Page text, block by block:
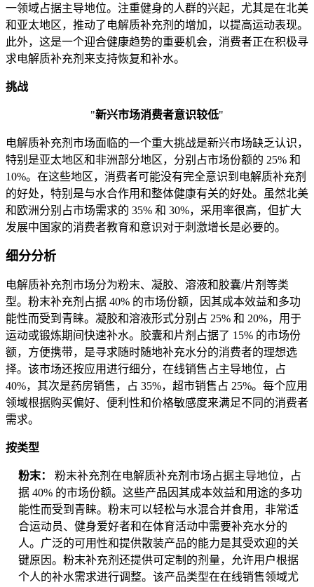
一领域占据主导地位。注重健身的人群的兴起，尤其是在北美
和亚太地区，推动了电解质补充剂的增加，以提高运动表现。
此外，这是一个迎合健康趋势的重要机会，消费者正在积极寻
求电解质补充剂来支持恢复和补水。
挑战
"新兴市场消费者意识较低"
电解质补充剂市场面临的一个重大挑战是新兴市场缺乏认识，
特别是亚太地区和非洲部分地区，分别占市场份额的 25% 和
10%。在这些地区，消费者可能没有完全意识到电解质补充剂
的好处，特别是与水合作用和整体健康有关的好处。虽然北美
和欧洲分别占市场需求的 35% 和 30%，采用率很高，但扩大
发展中国家的消费者教育和意识对于刺激增长是必要的。
细分分析
电解质补充剂市场分为粉末、凝胶、溶液和胶囊/片剂等类
型。粉末补充剂占据 40% 的市场份额，因其成本效益和多功
能性而受到青睐。凝胶和溶液形式分别占 25% 和 20%，用于
运动或锻炼期间快速补水。胶囊和片剂占据了 15% 的市场份
额，方便携带，是寻求随时随地补充水分的消费者的理想选
择。该市场还按应用进行细分，在线销售占主导地位，占
40%，其次是药房销售，占 35%，超市销售占 25%。每个应用
领域根据购买偏好、便利性和价格敏感度来满足不同的消费者
需求。
按类型
粉末： 粉末补充剂在电解质补充剂市场占据主导地位，占
据 40% 的市场份额。这些产品因其成本效益和用途的多功
能性而受到青睐。粉末可以轻松与水混合并食用，非常适
合运动员、健身爱好者和在体育活动中需要补充水分的
人。广泛的可用性和提供散装产品的能力是其受欢迎的关
键原因。粉末补充剂还提供可定制的剂量，允许用户根据
个人的补水需求进行调整。该产品类型在在线销售领域尤